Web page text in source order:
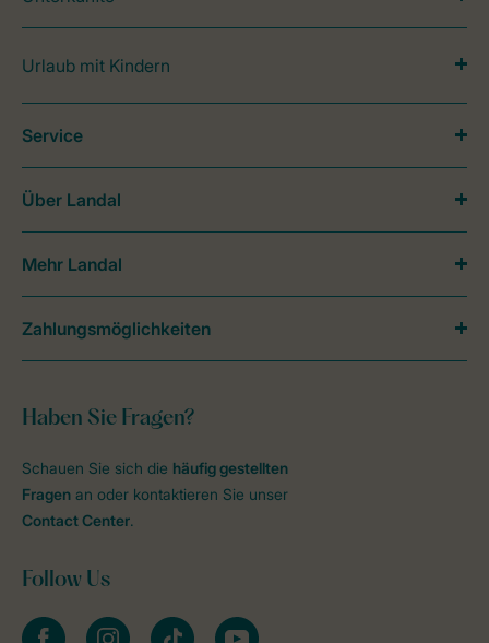
Urlaub mit Kindern
Haben Sie Fragen?
Schauen Sie sich die häufig gestellten
Fragen an oder kontaktieren Sie unser
Contact Center.
Follow Us
facebookinstagramtiktok youtube
Service
Über Landal
Mehr Landal
Zahlungsmöglichkeiten